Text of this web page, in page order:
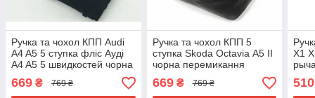
Ручка та чохол КПП Audi
A4 A5 5 ступка фліс Ауді
A4 A5 5 швидкостей чорна
перемикання передач
4F0863278A
669 ₴ 769 ₴
Ручка та чохол КПП 5
ступка Skoda Octavia А5 II
чорна перемикання
передач шкода октавія
1Z0711141
669₴ 769 ₴
X1
510